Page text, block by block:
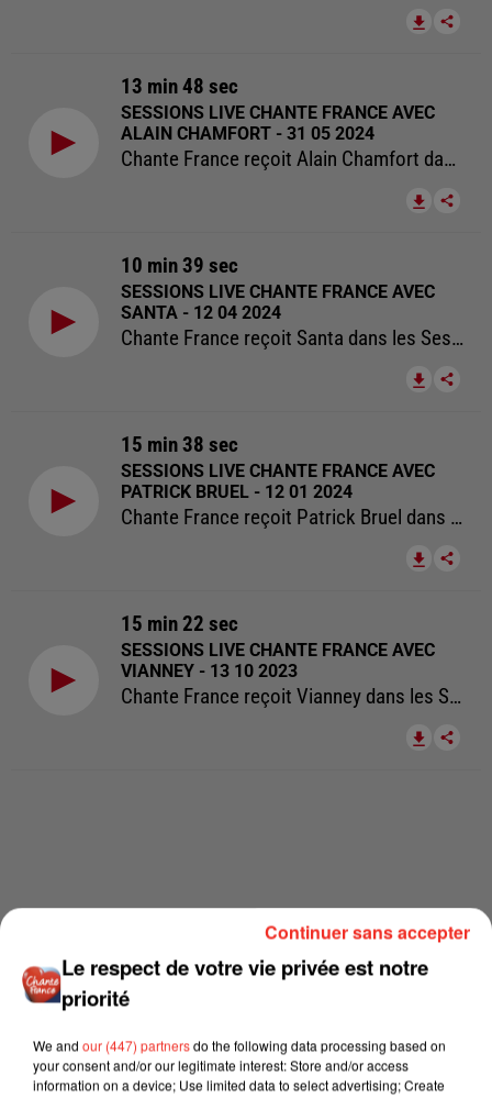
13 min 48 sec
SESSIONS LIVE CHANTE FRANCE AVEC
ALAIN CHAMFORT - 31 05 2024
Chante France reçoit Alain Chamfort dans les Sessions Live Chante France.
10 min 39 sec
SESSIONS LIVE CHANTE FRANCE AVEC
SANTA - 12 04 2024
Chante France reçoit Santa dans les Sessions Live Chante France.
15 min 38 sec
SESSIONS LIVE CHANTE FRANCE AVEC
PATRICK BRUEL - 12 01 2024
Chante France reçoit Patrick Bruel dans les Sessions Live Chante France.
15 min 22 sec
SESSIONS LIVE CHANTE FRANCE AVEC
VIANNEY - 13 10 2023
Chante France reçoit Vianney dans les Sessions Live Chante France.
Le respect de votre vie privée est notre
priorité
We and our (447) partnersdo the following data processing based on
your consent and/or our legitimate interest: Store and/or access
information on a device; Use limited data to select advertising; Create
Continuer sans accepter